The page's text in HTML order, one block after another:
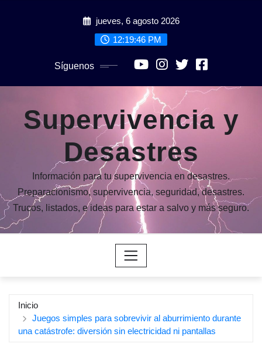
jueves, 6 agosto 2026
12:19:47 PM
Síguenos
Supervivencia y
Desastres
Información para tu supervivencia en desastres.
Preparacionismo, supervivencia, seguridad, desastres.
Trucos, listados, e ideas para estar a salvo y más seguro.
Inicio
Juegos simples para sobrevivir al aburrimiento durante
una catástrofe: diversión sin electricidad ni pantallas